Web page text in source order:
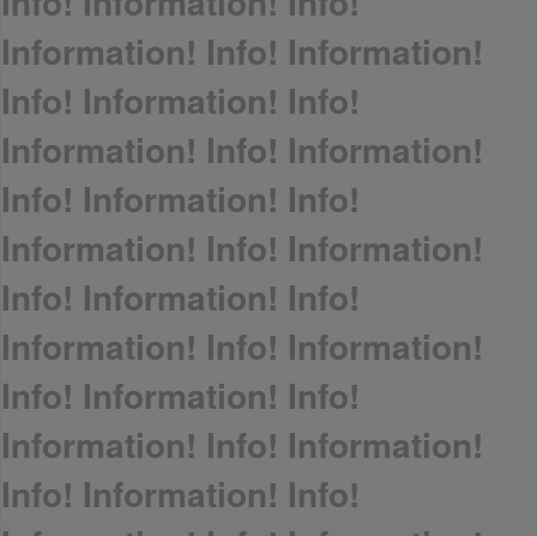
Information! Info! Information!
Info! Information! Info!
Information! Info! Information!
Info! Information! Info!
Information! Info! Information!
Info! Information! Info!
Information! Info! Information!
Info! Information! Info!
Information! Info! Information!
Info! Information! Info!